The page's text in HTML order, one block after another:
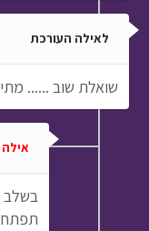
לאילה העורכת
שואלת שוב ......
בשלב